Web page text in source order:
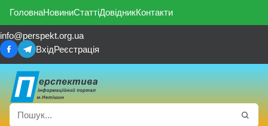
ГоловнаНовиниСтаттіДовідникКонтакти
info@perspekt.org.ua
ВхідРеєстрація